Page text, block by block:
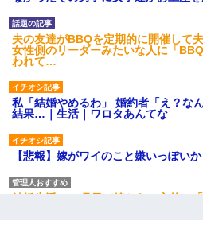
夫の友達がBBQを定期的に開催して
女性側のリーダーみたいな人に「
われて…
私「結婚やめるわ」 婚約者「え？な
結果…｜生活｜ワロタあんてな
【悲報】嫁がワイのこと嫌いっぽい
結婚生活10ヶ月目で嫁から一方的に